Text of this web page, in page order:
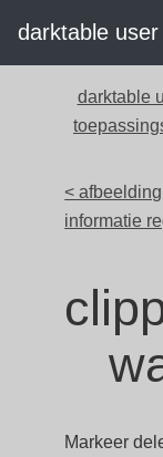
darktable user
darktable
< afbeelding
informatie
Markeer